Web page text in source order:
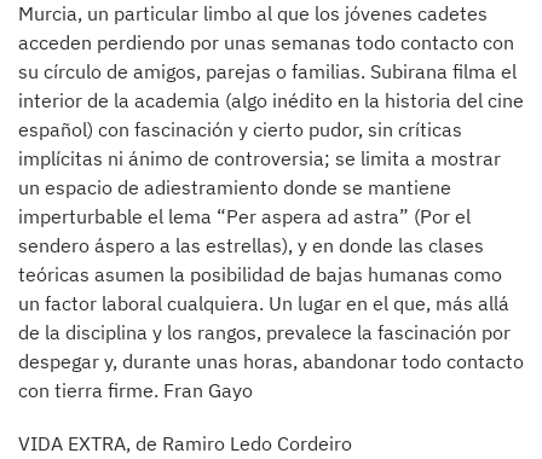
Murcia, un particular limbo al que los jóvenes cadetes
acceden perdiendo por unas semanas todo contacto con
su círculo de amigos, parejas o familias. Subirana filma el
interior de la academia (algo inédito en la historia del cine
español) con fascinación y cierto pudor, sin críticas
implícitas ni ánimo de controversia; se limita a mostrar
un espacio de adiestramiento donde se mantiene
imperturbable el lema “Per aspera ad astra” (Por el
sendero áspero a las estrellas), y en donde las clases
teóricas asumen la posibilidad de bajas humanas como
un factor laboral cualquiera. Un lugar en el que, más allá
de la disciplina y los rangos, prevalece la fascinación por
despegar y, durante unas horas, abandonar todo contacto
con tierra firme. Fran Gayo
VIDA EXTRA, de Ramiro Ledo Cordeiro